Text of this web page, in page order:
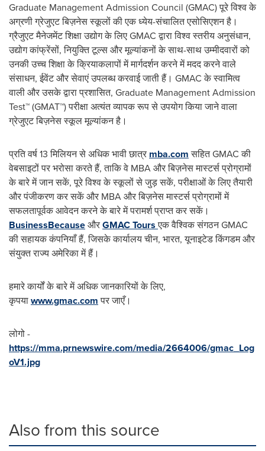
Graduate Management Admission Council (GMAC) पूरे विश्व के
अग्रणी ग्रेजुएट बिज़नेस स्कूलों की एक ध्येय-संचालित एसोसिएशन है।
ग्रैजुएट मैनेजमेंट शिक्षा उद्योग के लिए GMAC द्वारा विश्व स्तरीय अनुसंधान,
उद्योग कांफ्रेंसों, नियुक्ति टूल्स और मूल्यांकनों के साथ-साथ उम्मीदवारों को
उनकी उच्च शिक्षा के क्रियाकलापों में मार्गदर्शन करने में मदद करने वाले
संसाधन, ईवेंट और सेवाएं उपलब्ध करवाई जाती हैं। GMAC के स्वामित्व
वाली और उसके द्वारा प्रशासित, Graduate Management Admission
Test™ (GMAT™) परीक्षा अत्यंत व्यापक रूप से उपयोग किया जाने वाला
ग्रेजुएट बिज़नेस स्कूल मूल्यांकन है।
प्रति वर्ष 13 मिलियन से अधिक भावी छात्र mba.comसहित GMAC की
वेबसाइटों पर भरोसा करते हैं, ताकि वे MBA और बिज़नेस मास्टर्स प्रोग्रामों
के बारे में जान सकें, पूरे विश्व के स्कूलों से जुड़ सकें, परीक्षाओं के लिए तैयारी
और पंजीकरण कर सकें और MBA और बिज़नेस मास्टर्स प्रोग्रामों में
सफलतापूर्वक आवेदन करने के बारे में परामर्श प्राप्त कर सकें।
BusinessBecauseऔरGMAC Toursएक वैश्विक संगठन GMAC
की सहायक कंपनियाँ हैं, जिसके कार्यालय चीन, भारत, यूनाइटेड किंगडम और
संयुक्त राज्य अमेरिका में हैं।
हमारे कार्यों के बारे में अधिक जानकारियों के लिए,
कृपयाwww.gmac.comपर जाएँ।
लोगो -
https://mma.prnewswire.com/media/2664006/gmac_Log
oV1.jpg
Also from this source